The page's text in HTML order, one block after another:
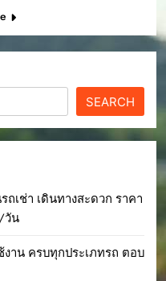
SEARCH
เช่า เดินทางสะดวก ราคา
วัน
าน ครบทุกประเภทรถ ตอบ